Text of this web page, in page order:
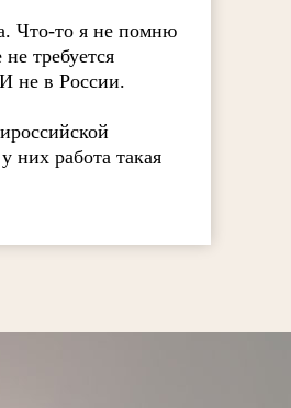
Что-то я не помню
требуется
не в России.
них работа такая